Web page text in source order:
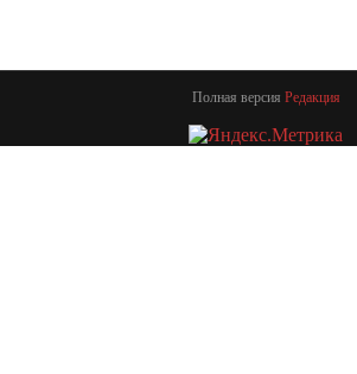
Полная версия Редакция